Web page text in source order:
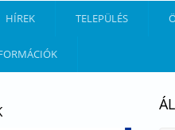
HÍREK TELEPÜLÉS